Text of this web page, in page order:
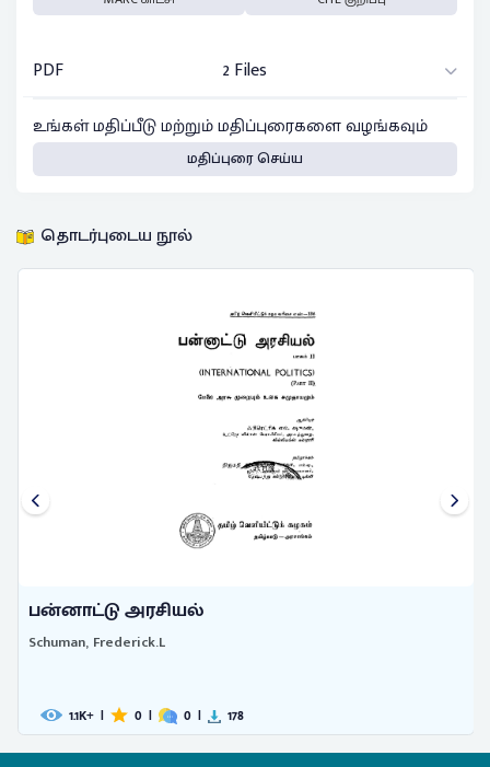
PDF
2 Files
உங்கள் மதிப்பீடு மற்றும் மதிப்புரைகளை வழங்கவும்
மதிப்புரை செய்ய
தொடர்புடைய நூல்
பன்னாட்டு அரசியல்
Schuman, Frederick.L
1.1K+ | 0 | 0 | 178